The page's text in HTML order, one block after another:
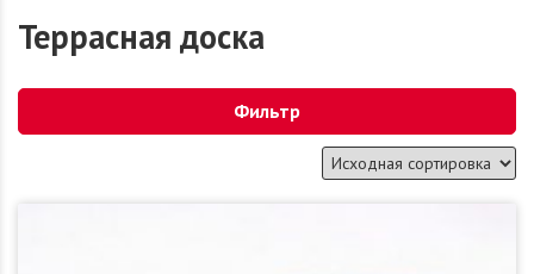
Террасная доска
Фильтр